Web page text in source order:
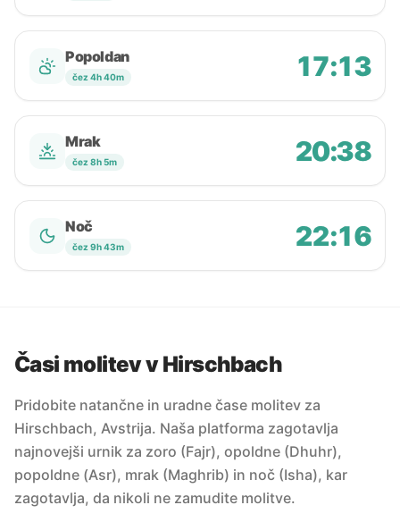
Popoldan
čez 4h 40m 17:13
Mrak
čez 8h 5m 20:38
Noč
čez 9h 43m 22:16
Časi molitev v Hirschbach
Pridobite natančne in uradne čase molitev za
Hirschbach, Avstrija. Naša platforma zagotavlja
najnovejši urnik za zoro (Fajr), opoldne (Dhuhr),
popoldne (Asr), mrak (Maghrib) in noč (Isha), kar
zagotavlja, da nikoli ne zamudite molitve.